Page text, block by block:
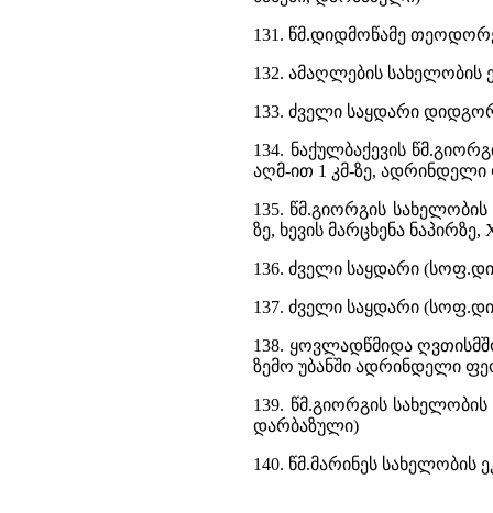
131. წმ.დიდმოწამე
132. ამაღლების
133. ძველი საყდარი
134. ნაქულბაქევის
აღმ-ით 1 კმ-ზე,
135. წმ.გიორგის
ზე, ხევის მარცხენა
136. ძველი საყდარი
137. ძველი საყდარი
138. ყოვლადწმიდა
ზემო უბანში ადრინდელი
139. წმ.გიორგის
დარბაზული)
140. წმ.მარინეს